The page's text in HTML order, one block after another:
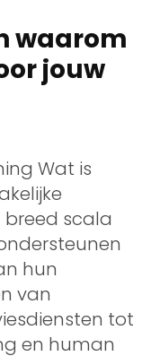
waarom
jouw
Wat is
scala
hun
van
tot
en human